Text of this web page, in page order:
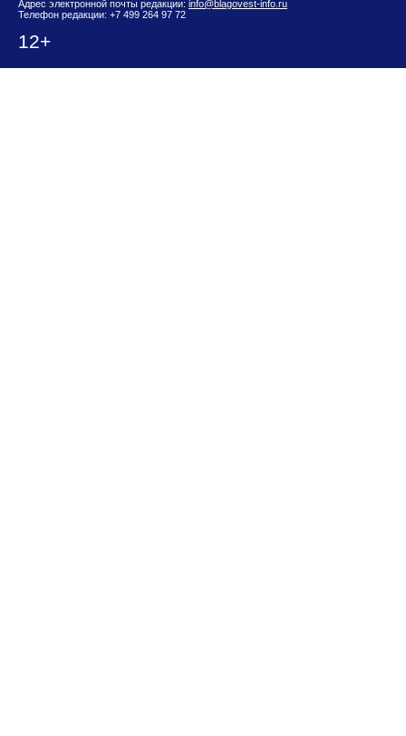
Адрес электронной почты редакции: info@blagovest-info.ru
Телефон редакции: +7 499 264 97 72
12+